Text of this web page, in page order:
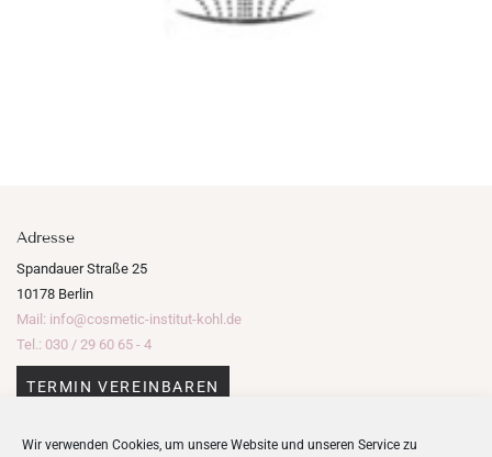
Wir verwenden Cookies, um unsere Website und unseren Service zu
Adresse
Spandauer Straße 25
10178 Berlin
Mail: info@cosmetic-institut-kohl.de
Tel.: 030 / 29 60 65 - 4
TERMIN VEREINBAREN